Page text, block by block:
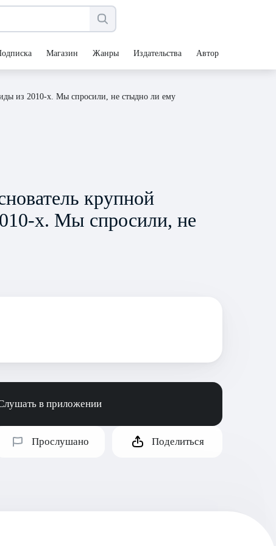
Магазин Жанры Издательства Авторы
из 2010-х. Мы спросили, не стыдно ли ему
крупной
х. Мы спросили, не
в приложении
Прослушано Поделиться